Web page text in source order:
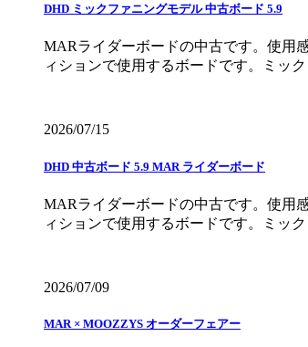
DHD ミックファニングモデル 中古ボード 5.9
MARライダーボードの中古です。使用
ィションで使用するボードです。ミッ
2026/07/15
DHD 中古ボード 5.9 MAR ライダーボード
MARライダーボードの中古です。使用
ィションで使用するボードです。ミッ
2026/07/09
MAR × MOOZZYS オーダーフェアー